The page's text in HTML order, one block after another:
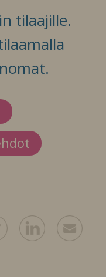
tilaajille.